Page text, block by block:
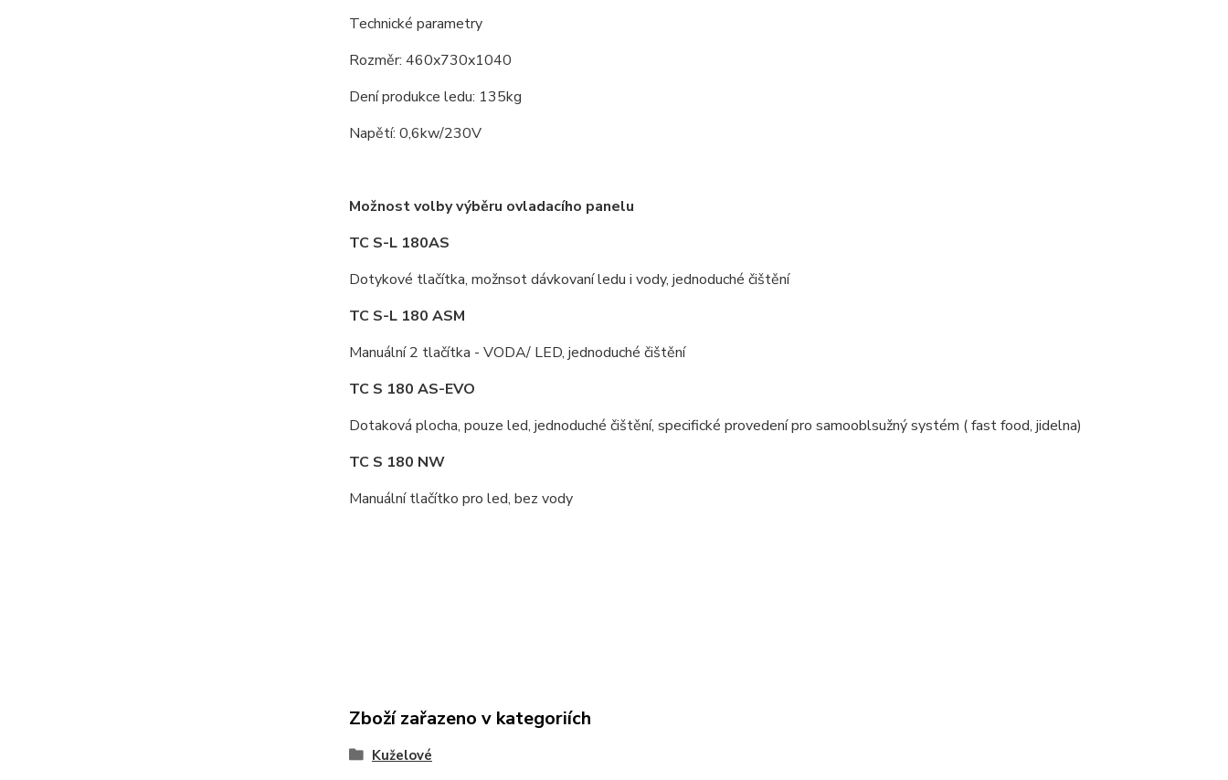
Technické parametry
Rozměr: 460x730x1040
Dení produkce ledu: 135kg
Napětí: 0,6kw/230V
Možnost volby výběru ovladacího panelu
TC S-L 180AS
Dotykové tlačítka, možnsot dávkovaní ledu i vody, jednoduché čištění
TC S-L 180 ASM
Manuální 2 tlačítka - VODA/ LED, jednoduché čištění
TC S 180 AS-EVO
Dotaková plocha, pouze led, jednoduché čištění, specifické provedení pro samooblsužný systém ( fast food, jidelna)
TC S 180 NW
Manuální tlačítko pro led, bez vody
Zboží zařazeno v kategoriích
Kuželové